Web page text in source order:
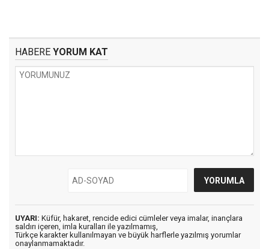
HABERE YORUM KAT
UYARI: Küfür, hakaret, rencide edici cümleler veya imalar, inançlara
saldırı içeren, imla kuralları ile yazılmamış,
Türkçe karakter kullanılmayan ve büyük harflerle yazılmış yorumlar
onaylanmamaktadır.